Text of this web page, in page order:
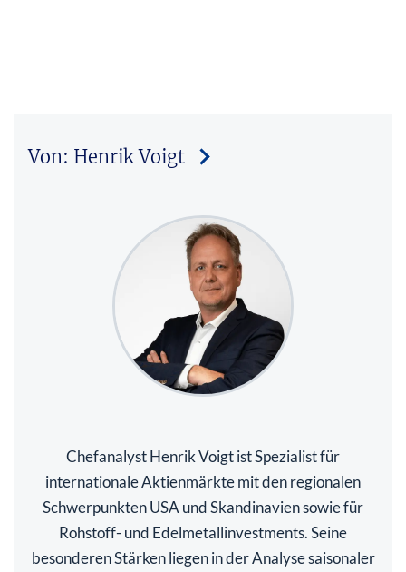
Von: Henrik Voigt
Chefanalyst Henrik Voigt ist Spezialist für
internationale Aktienmärkte mit den regionalen
Schwerpunkten USA und Skandinavien sowie für
Rohstoff- und Edelmetallinvestments. Seine
besonderen Stärken liegen in der Analyse saisonaler